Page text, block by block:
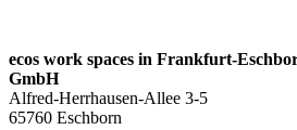
ecos work spaces in Frankfurt-
GmbH
Alfred-Herrhausen-Allee 3-5
65760 Eschborn